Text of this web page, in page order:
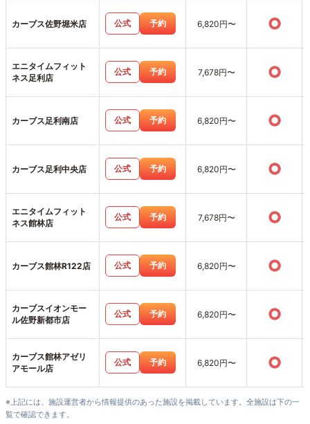
カーブス佐野堀米店 公式 予約 6,820円〜 ○
エニタイムフィット
ネス足利店
公式 予約 7,678円〜 ○
カーブス足利南店 公式 予約 6,820円〜 ○
カーブス足利中央店 公式 予約 6,820円〜 ○
エニタイムフィット
ネス館林店
公式 予約 7,678円〜 ○
カーブス館林R122店 公式 予約 6,820円〜 ○
カーブスイオンモー
ル佐野新都市店
公式 予約 6,820円〜 ○
カーブス館林アゼリ
アモール店
公式 予約 6,820円〜 ○
※上記には、施設運営者から情報提供のあった施設を掲載しています。全施設は下の一
覧で確認できます。